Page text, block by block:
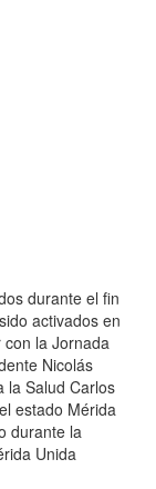
durante el fin
activados en
la Jornada
Nicolás
la Salud Carlos
estado Mérida
durante la
Unida